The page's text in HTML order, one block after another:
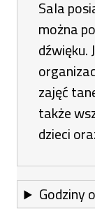
Sala
można
dźwięku.
zajęć
także
dzieci
Godziny